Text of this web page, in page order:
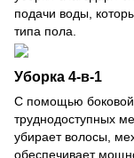
подачи воды,
типа пола.
Уборка 4-в-1
С помощью боковой
труднодоступных
убирает волосы,
обеспечивает